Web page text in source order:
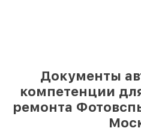
Документы
компетенции
ремонта